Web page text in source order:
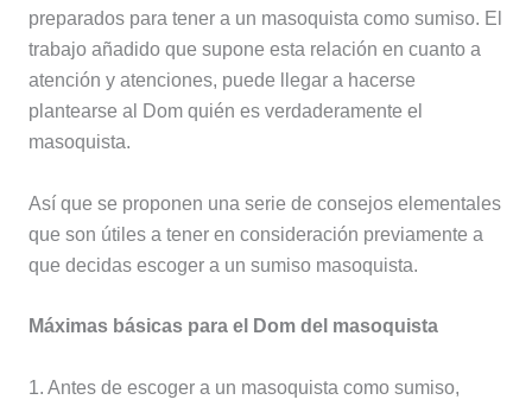
preparados para tener a un masoquista como sumiso. El
trabajo añadido que supone esta relación en cuanto a
atención y atenciones, puede llegar a hacerse
plantearse al Dom quién es verdaderamente el
masoquista.
Así que se proponen una serie de consejos elementales
que son útiles a tener en consideración previamente a
que decidas escoger a un sumiso masoquista.
Máximas básicas para el Dom del masoquista
1. Antes de escoger a un masoquista como sumiso,